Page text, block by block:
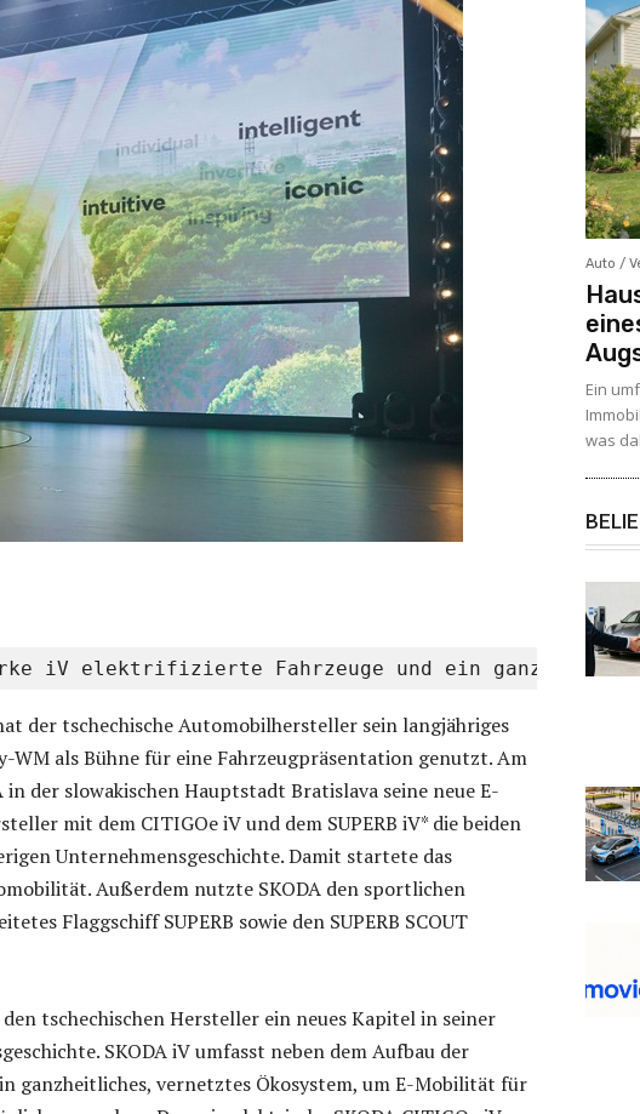
iV elektrifizierte Fahrzeuge und ein ganzheitlich
der tschechische Automobilhersteller sein langjähriges
WM als Bühne für eine Fahrzeugpräsentation genutzt. Am
der slowakischen Hauptstadt Bratislava seine neue E-
mit dem CITIGOe iV und dem SUPERB iV* die beiden
Unternehmensgeschichte. Damit startete das
Außerdem nutzte SKODA den sportlichen
Flaggschiff SUPERB sowie den SUPERB SCOUT
tschechischen Hersteller ein neues Kapitel in seiner
SKODA iV umfasst neben dem Aufbau der
ganzheitliches, vernetztes Ökosystem, um E-Mobilität für
Auto /
Ein
was